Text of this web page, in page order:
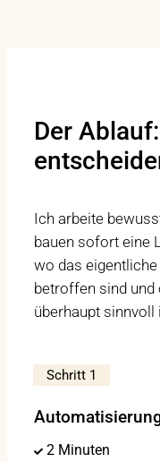
Der
Ich arbeite
bauen sofort eine
wo das
betroffen sind und
überhaupt sinnvoll
Schritt 1
2 Minuten